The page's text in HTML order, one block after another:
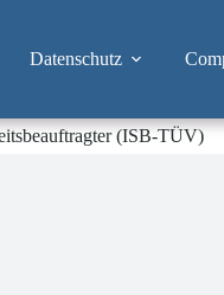
Datenschutz
(ISB-TÜV)